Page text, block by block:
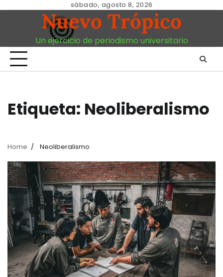
sábado, agosto 8, 2026
Nuevo Trópico
Un ejercicio de periodismo universitario
Etiqueta: Neoliberalismo
Home Neoliberalismo